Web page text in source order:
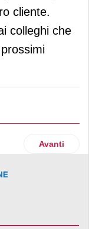
cliente.
colleghi che
avvia nuoviArticolo
Avanti